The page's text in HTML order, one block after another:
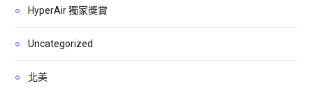
HyperAir 獨家獎賞
Uncategorized
北美